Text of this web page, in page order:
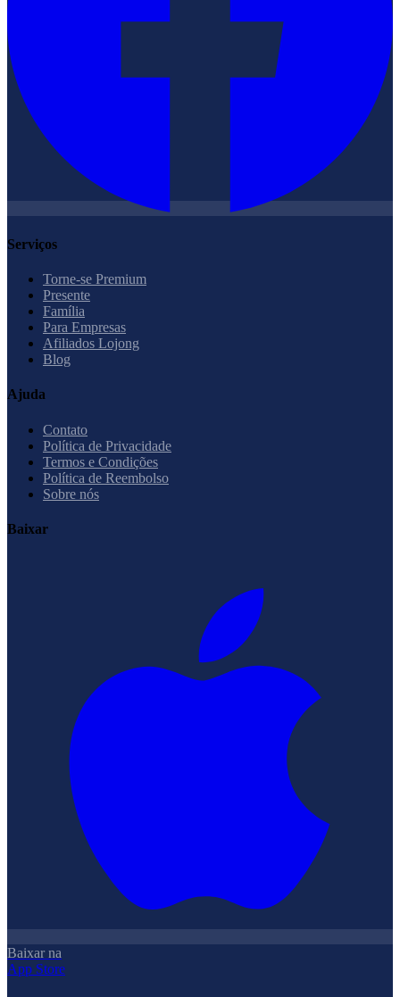
Serviços
Torne-se Premium
Presente
Família
Para Empresas
Afiliados Lojong
Blog
Ajuda
Contato
Política de Privacidade
Termos e Condições
Política de Reembolso
Sobre nós
Baixar
Baixar na
App Store